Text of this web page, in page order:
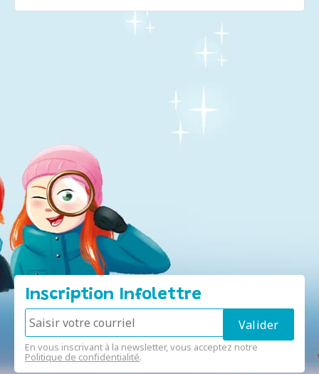
Inscription Infolettre
En vous inscrivant à la newsletter, vous acceptez notre
Politique de confidentialité.